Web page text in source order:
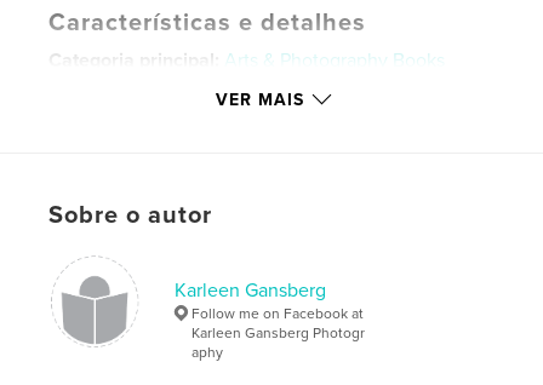
Características e detalhes
Categoria principal: Arts & Photography Books
Categorias adicionais Fotografia e artes plásticas
Data de publicação:
IdiomaEnglish
Palavras-chavee
Ocean , Nature
VER MAIS
Sobre o autor
Karleen Gansberg
Follow me on Facebook at
Karleen Gansberg Photogr
aphy